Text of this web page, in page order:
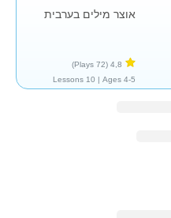
אוצר מילים בערבית
4,8
(72 Plays)
Ages 4-5 |
10 Lessons